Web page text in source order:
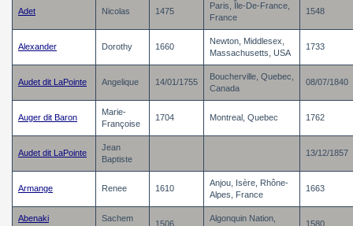
Adet Nicolas 1475
Paris, Île-De-France,
France
1548
Alexander Dorothy 1660
Newton, Middlesex,
Massachusetts, USA
1733
Audet dit LaPointe Angelique 14/01/1755
Boucherville, Quebec,
Canada
08/07/1840
Auger dit Baron
Marie-
Françoise
1704 Montreal, Quebec 1762
Audet dit LaPointe
Jean
Baptiste
13/12/1857
Armange Renee 1610
Anjou, Isère, Rhône-
Alpes, France
1663
Abenaki
Sachem
1506
Algonquin Nation,
1580